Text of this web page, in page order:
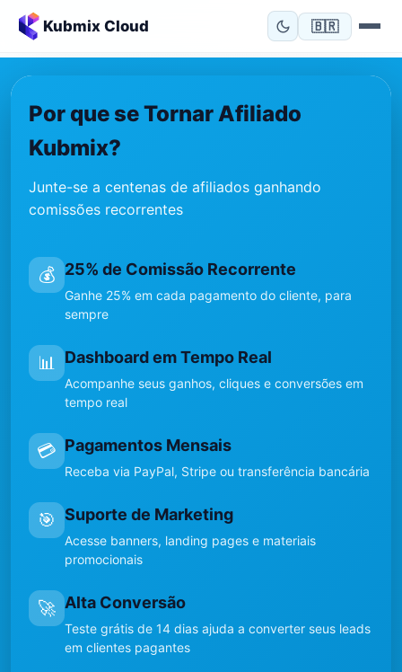
Kubmix Cloud 🇧🇷
Por que se Tornar Afiliado
Kubmix?
Junte-se a centenas de afiliados ganhando
comissões recorrentes
💰 25% de Comissão Recorrente
Ganhe 25% em cada pagamento do cliente, para
sempre
📊 Dashboard em Tempo Real
Acompanhe seus ganhos, cliques e conversões em
tempo real
💳 Pagamentos Mensais
Receba via PayPal, Stripe ou transferência bancária
🎯 Suporte de Marketing
Acesse banners, landing pages e materiais
promocionais
🚀 Alta Conversão
Teste grátis de 14 dias ajuda a converter seus leads
em clientes pagantes